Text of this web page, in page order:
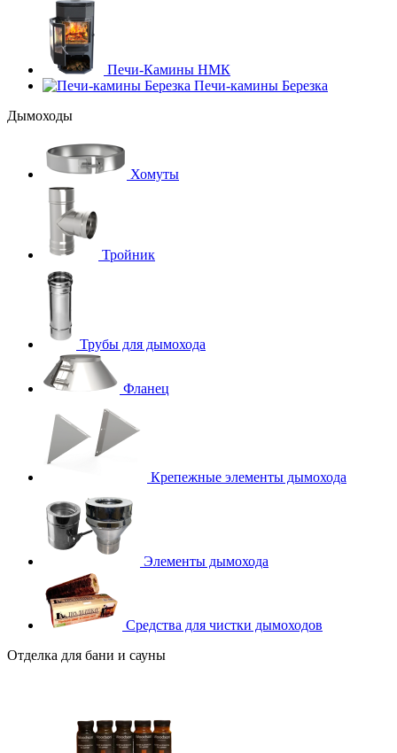
Печи-Камины НМК
Печи-камины Березка
Дымоходы
Хомуты
Тройник
Трубы для дымохода
Фланец
Крепежные элементы дымохода
Элементы дымохода
Средства для чистки дымоходов
Отделка для бани и сауны